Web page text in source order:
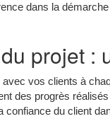
dans la
projet :
vos clients à
des progrès
du client